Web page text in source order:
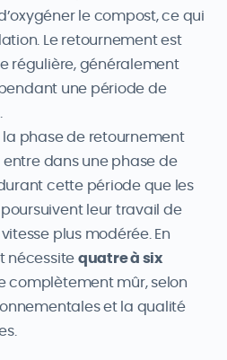
le compost, ce qui
Le retournement est
régulière, généralement
une période de
la phase de retournement
dans une phase de
durant cette période que les
leur travail de
plus modérée. En
nécessite quatre à six
complètement mûr, selon
et la qualité